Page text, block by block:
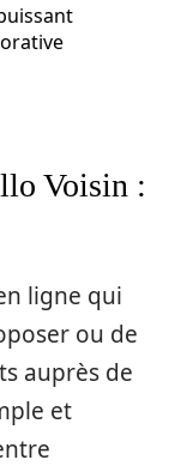
Voisin :
ligne qui
ou de
auprès de
et